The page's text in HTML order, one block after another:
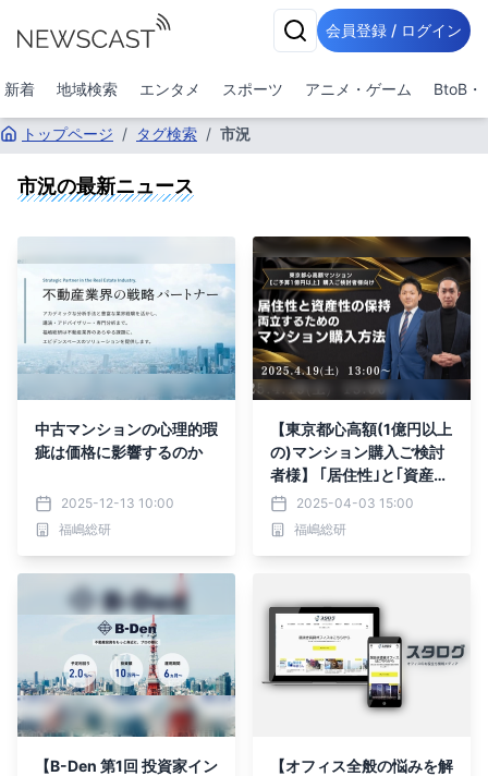
会員登録 / ログイン
新着 地域検索 エンタメ スポーツ アニメ・ゲーム BtoB・
トップページ / タグ検索 / 市況
市況の最新ニュース
中古マンションの心理的瑕
疵は価格に影響するのか
2025-12-13 10:00
福嶋総研
【東京都心高額(1億円以上
の)マンション購入ご検討
者様】 ｢居住性｣と｢資産性
の保持｣両立させるための
マンション購入方法
2025-04-03 15:00
福嶋総研
【B-Den 第1回 投資家イン
【オフィス全般の悩みを解